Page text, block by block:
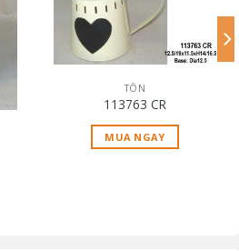
TÔN
113763 CR
MUA NGAY